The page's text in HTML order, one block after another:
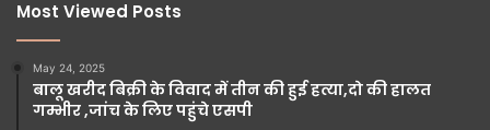
Most Viewed Posts
May 24, 2025
बालू खरीद बिक्री के विवाद में तीन की हुई हत्या,दो की हालत
गम्भीर ,जांच के लिए पहुंचे एसपी